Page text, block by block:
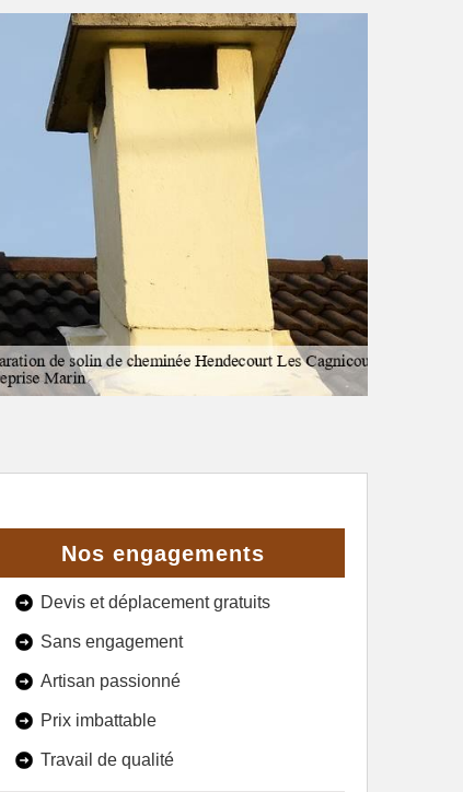
Nos engagements
Devis et déplacement gratuits
Sans engagement
Artisan passionné
Prix imbattable
Travail de qualité